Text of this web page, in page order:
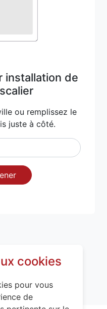
installation de
ou remplissez le
juste à côté.
Aisne (02)
cookies
pour vous
de